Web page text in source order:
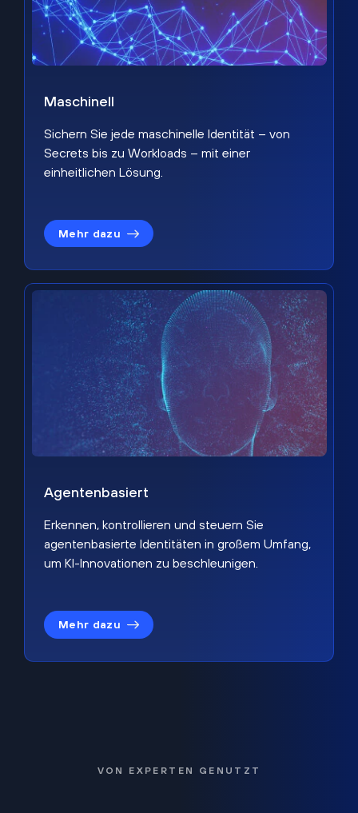
Maschinell
Sichern Sie jede maschinelle Identität – von
Secrets bis zu Workloads – mit einer
einheitlichen Lösung.
Mehr dazu
Agentenbasiert
Erkennen, kontrollieren und steuern Sie
agentenbasierte Identitäten in großem Umfang,
um KI-Innovationen zu beschleunigen.
Mehr dazu
VON EXPERTEN GENUTZT